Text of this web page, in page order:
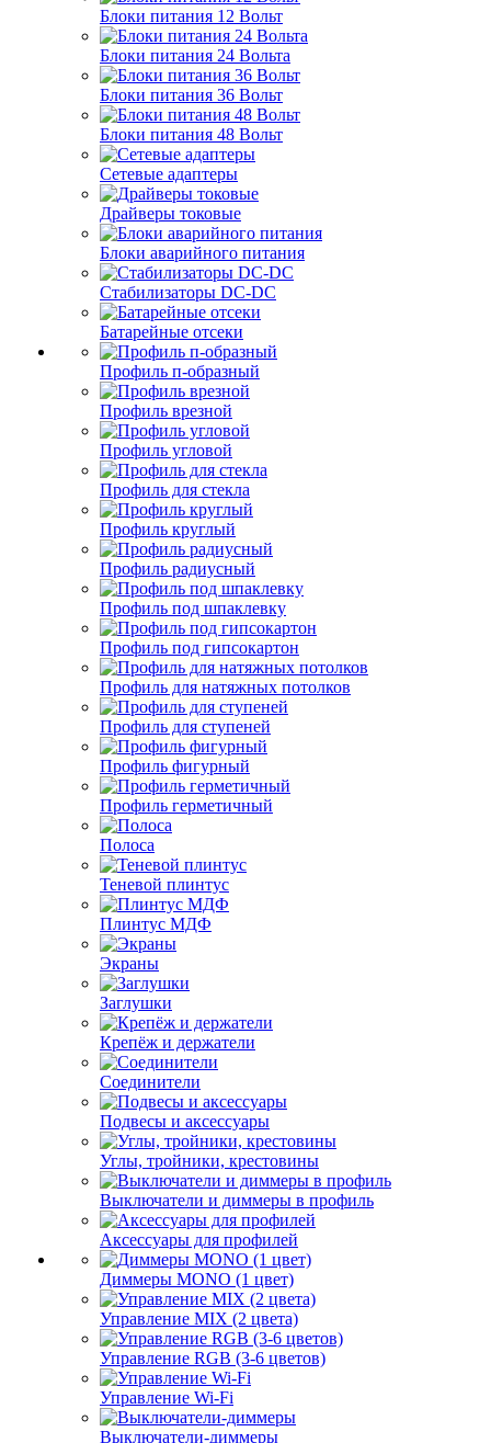
Блоки питания 12 Вольт
Блоки питания 24 Вольта
Блоки питания 36 Вольт
Блоки питания 48 Вольт
Сетевые адаптеры
Драйверы токовые
Блоки аварийного питания
Стабилизаторы DC-DC
Батарейные отсеки
Профиль п-образный
Профиль врезной
Профиль угловой
Профиль для стекла
Профиль круглый
Профиль радиусный
Профиль под шпаклевку
Профиль под гипсокартон
Профиль для натяжных потолков
Профиль для ступеней
Профиль фигурный
Профиль герметичный
Полоса
Теневой плинтус
Плинтус МДФ
Экраны
Заглушки
Крепёж и держатели
Соединители
Подвесы и аксессуары
Углы, тройники, крестовины
Выключатели и диммеры в профиль
Аксессуары для профилей
Диммеры MONO (1 цвет)
Управление MIX (2 цвета)
Управление RGB (3-6 цветов)
Управление Wi-Fi
Выключатели-диммеры